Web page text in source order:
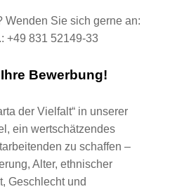
Wenden Sie sich gerne an:
+49 831 52149-33
Bewerbung!
der Vielfalt“ in unserer
ein wertschätzendes
zu schaffen –
Alter, ethnischer
Geschlecht und